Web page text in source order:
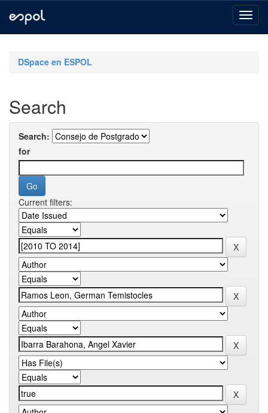
navigationDSpace en ESPOL
Search
Search:
for
Current filters: